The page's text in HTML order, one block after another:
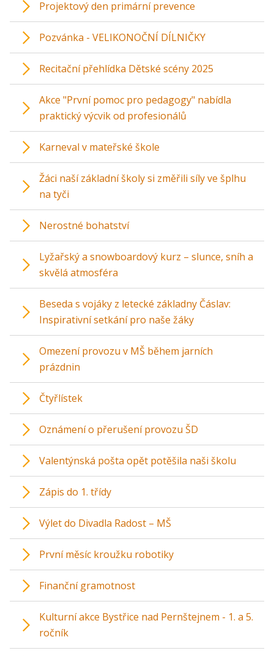
Projektový den primární prevence
Pozvánka - VELIKONOČNÍ DÍLNIČKY
Recitační přehlídka Dětské scény 2025
Akce "První pomoc pro pedagogy" nabídla
praktický výcvik od profesionálů
Karneval v mateřské škole
Žáci naší základní školy si změřili síly ve šplhu
na tyči
Nerostné bohatství
Lyžařský a snowboardový kurz – slunce, sníh a
skvělá atmosféra
Beseda s vojáky z letecké základny Čáslav:
Inspirativní setkání pro naše žáky
Omezení provozu v MŠ během jarních
prázdnin
Čtyřlístek
Oznámení o přerušení provozu ŠD
Valentýnská pošta opět potěšila naši školu
Zápis do 1. třídy
Výlet do Divadla Radost – MŠ
První měsíc kroužku robotiky
Finanční gramotnost
Kulturní akce Bystřice nad Pernštejnem - 1. a 5.
ročník